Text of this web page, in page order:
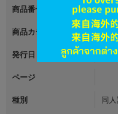
商品番号
商品カテゴリ 女
発行日
ページ
種別 同